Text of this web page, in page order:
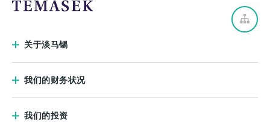
关于淡马锡
我们的财务状况
我们的投资